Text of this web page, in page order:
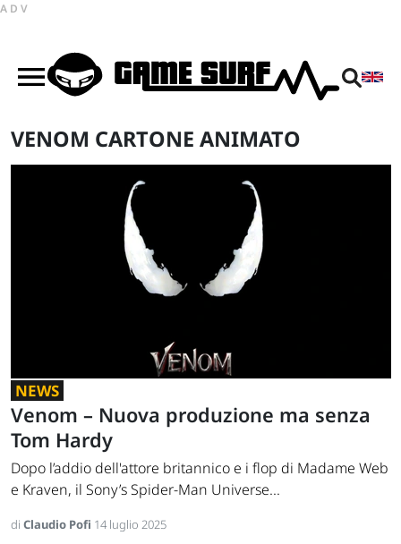
ADV
VENOM CARTONE ANIMATO
NEWS
Venom – Nuova produzione ma senza
Tom Hardy
Dopo l’addio dell'attore britannico e i flop di Madame Web
e Kraven, il Sony’s Spider-Man Universe...
di Claudio Pofi 14 luglio 2025